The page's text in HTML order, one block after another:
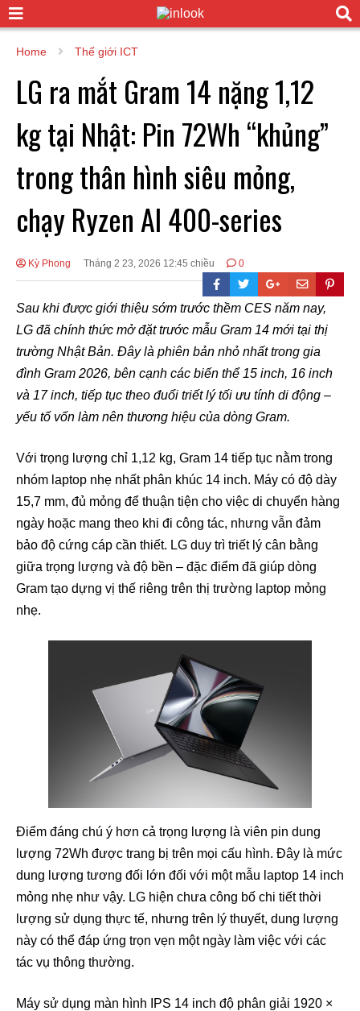
Home Thế giới ICT
LG ra mắt Gram 14 nặng 1,12
kg tại Nhật: Pin 72Wh “khủng”
trong thân hình siêu mỏng,
chạy Ryzen AI 400-series
Kỳ Phong Tháng 2 23, 2026 12:45 chiều 0
Sau khi được giới thiệu sớm trước thềm CES năm nay,
LG đã chính thức mở đặt trước mẫu Gram 14 mới tại thị
trường Nhật Bản. Đây là phiên bản nhỏ nhất trong gia
đình Gram 2026, bên cạnh các biến thể 15 inch, 16 inch
và 17 inch, tiếp tục theo đuổi triết lý tối ưu tính di động –
yếu tố vốn làm nên thương hiệu của dòng Gram.
Với trọng lượng chỉ 1,12 kg, Gram 14 tiếp tục nằm trong
nhóm laptop nhẹ nhất phân khúc 14 inch. Máy có độ dày
15,7 mm, đủ mỏng để thuận tiện cho việc di chuyển hàng
ngày hoặc mang theo khi đi công tác, nhưng vẫn đảm
bảo độ cứng cáp cần thiết. LG duy trì triết lý cân bằng
giữa trọng lượng và độ bền – đặc điểm đã giúp dòng
Gram tạo dựng vị thế riêng trên thị trường laptop mỏng
nhẹ.
Điểm đáng chú ý hơn cả trọng lượng là viên pin dung
lượng 72Wh được trang bị trên mọi cấu hình. Đây là mức
dung lượng tương đối lớn đối với một mẫu laptop 14 inch
mỏng nhẹ như vậy. LG hiện chưa công bố chi tiết thời
lượng sử dụng thực tế, nhưng trên lý thuyết, dung lượng
này có thể đáp ứng trọn vẹn một ngày làm việc với các
tác vụ thông thường.
Máy sử dụng màn hình IPS 14 inch độ phân giải 1920 ×